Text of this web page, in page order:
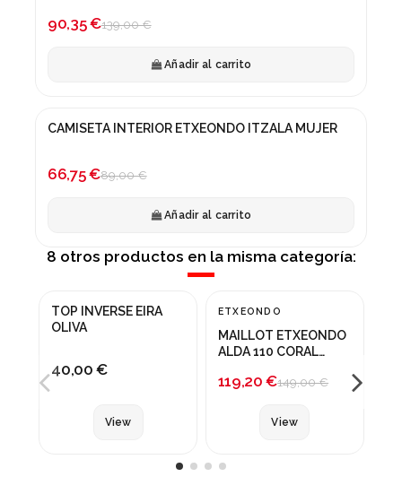
90,35 €139,00 €
Añadir al carrito
¡En oferta!
CAMISETA INTERIOR ETXEONDO ITZALA MUJER
66,75 €89,00 €
Añadir al carrito
8 otros productos en la misma categoría:
TOP INVERSE EIRA
OLIVA
40,00 €
View
-20%
ETXEONDO
MAILLOT ETXEONDO
ALDA 110 CORAL
119,20 €149,00 €
View